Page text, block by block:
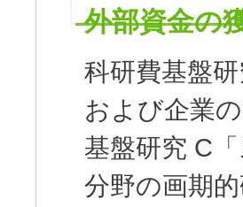
外部資金の
科研費基盤
および企業
基盤研究 C
分野の画期